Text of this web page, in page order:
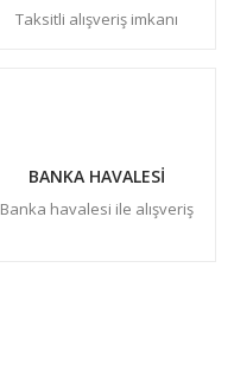
Taksitli alışveriş imkanı
BANKA HAVALESİ
Banka havalesi ile alışveriş